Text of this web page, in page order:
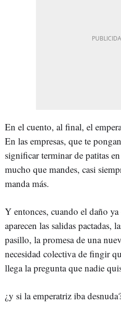
En el cuento, al final, el
En las empresas, que te
significar terminar de patitas
mucho que mandes, casi
manda más.
Y entonces, cuando el daño
aparecen las salidas pactadas,
pasillo, la promesa de una
necesidad colectiva de fingir
llega la pregunta que nadie
¿y si la emperatriz iba